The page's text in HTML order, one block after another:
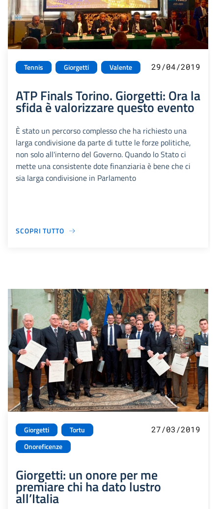
Tennis Giorgetti Valente 29/04/2019
ATP Finals Torino. Giorgetti: Ora la
sfida è valorizzare questo evento
È stato un percorso complesso che ha richiesto una
larga condivisione da parte di tutte le forze politiche,
non solo all'interno del Governo. Quando lo Stato ci
mette una consistente dote finanziaria è bene che ci
sia larga condivisione in Parlamento
SCOPRI TUTTO
Giorgetti
Tortu
Onoreficenze
27/03/2019
Giorgetti: un onore per me
premiare chi ha dato lustro
all’Italia